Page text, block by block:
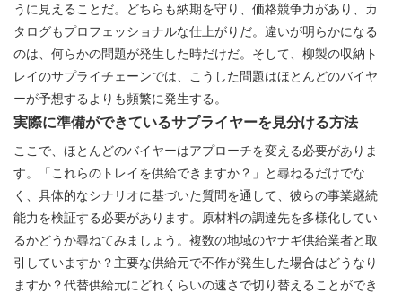
うに見えることだ。どちらも納期を守り、価格競争力があり、カ
タログもプロフェッショナルな仕上がりだ。違いが明らかになる
のは、何らかの問題が発生した時だけだ。そして、柳製の収納ト
レイのサプライチェーンでは、こうした問題はほとんどのバイヤ
ーが予想するよりも頻繁に発生する。
実際に準備ができているサプライヤーを見分ける方法
ここで、ほとんどのバイヤーはアプローチを変える必要がありま
す。「これらのトレイを供給できますか？」と尋ねるだけでな
く、具体的なシナリオに基づいた質問を通して、彼らの事業継続
能力を検証する必要があります。原材料の調達先を多様化してい
るかどうか尋ねてみましょう。複数の地域のヤナギ供給業者と取
引していますか？主要な供給元で不作が発生した場合はどうなり
ますか？代替供給元にどれくらいの速さで切り替えることができ